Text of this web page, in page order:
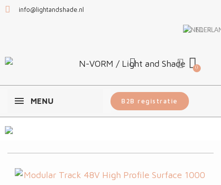
info@lightandshade.nl
NL
MENU B2B registratie